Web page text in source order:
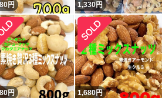
円 1,330円
円 1,680円